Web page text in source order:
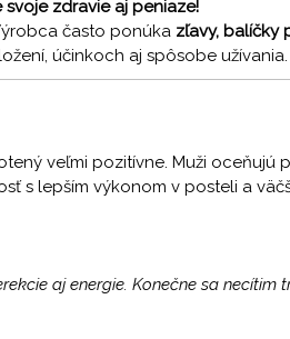
zdravie aj peniaze!
často ponúka zľavy, balíčky
účinkoch aj spôsobe užívania.
veľmi pozitívne. Muži oceňujú
s lepším výkonom v posteli a
aj energie. Konečne sa